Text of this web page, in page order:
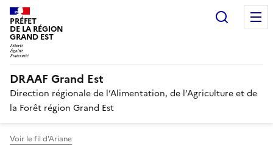
PRÉFET
DE LA RÉGION
GRAND EST
DRAAF Grand Est
Direction régionale de l’Alimentation, de l’Agriculture et de
la Forêt région Grand Est
Voir le fil d'Ariane